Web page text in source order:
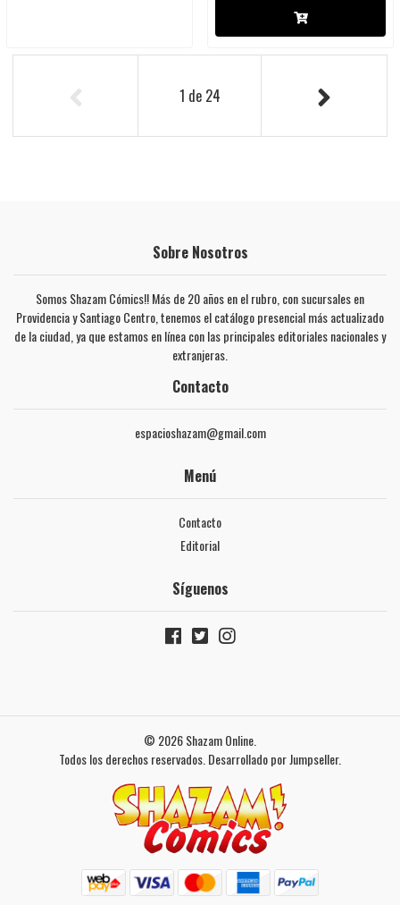
1 de 24
Sobre Nosotros
Somos Shazam Cómics!! Más de 20 años en el rubro, con sucursales en
Providencia y Santiago Centro, tenemos el catálogo presencial más actualizado
de la ciudad, ya que estamos en línea con las principales editoriales nacionales y
extranjeras.
Contacto
espacioshazam@gmail.com
Menú
Contacto
Editorial
Síguenos
© 2026 Shazam Online.
Todos los derechos reservados. Desarrollado por Jumpseller.